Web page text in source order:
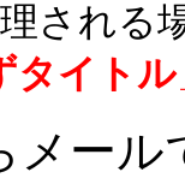
される
タイトル
メール